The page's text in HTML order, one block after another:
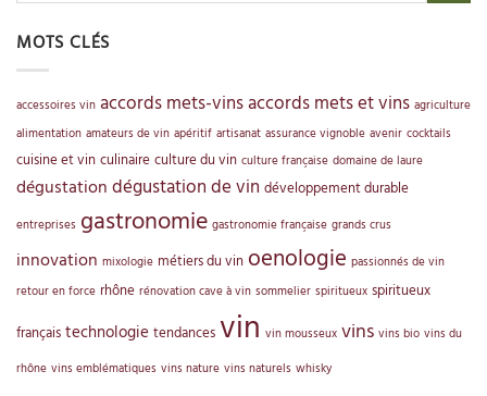
MOTS CLÉS
accessoires vin accords mets-vinsaccords mets et vins agriculture
alimentation amateurs de vin apéritif artisanat assurance vignoble avenir cocktails
cuisine et vin culinaire culture du vin culture française domaine de laure
dégustation dégustation de vin développement durable
entreprises gastronomie gastronomie française grands crus
innovation mixologie métiers du vin oenologie passionnés de vin
retour en force rhône rénovation cave à vin sommelier spiritueux spiritueux
français technologie tendances vin vin mousseux vins vins bio vins du
rhône vins emblématiques vins nature vins naturels whisky